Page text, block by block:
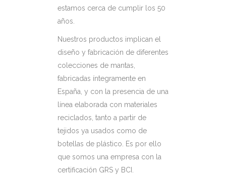
estamos cerca de cumplir los 50
años.
Nuestros productos implican el
diseño y fabricación de diferentes
colecciones de mantas,
fabricadas íntegramente en
España, y con la presencia de una
línea elaborada con materiales
reciclados, tanto a partir de
tejidos ya usados como de
botellas de plástico. Es por ello
que somos una empresa con la
certificación GRS y BCI.